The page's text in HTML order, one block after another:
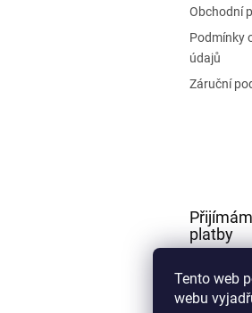
Tento web
webu
Obchodní
Podmínky
údajů
Záruční
platby